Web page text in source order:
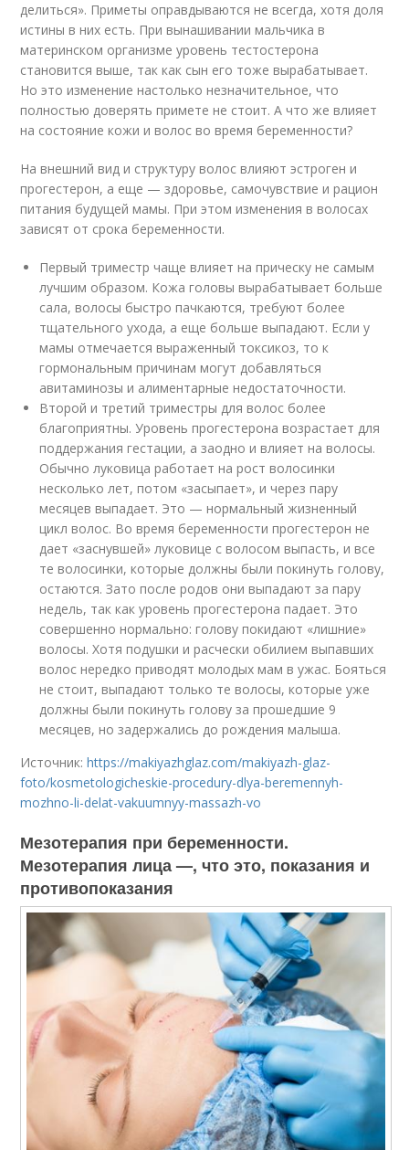
делиться». Приметы оправдываются не всегда, хотя доля
истины в них есть. При вынашивании мальчика в
материнском организме уровень тестостерона
становится выше, так как сын его тоже вырабатывает.
Но это изменение настолько незначительное, что
полностью доверять примете не стоит. А что же влияет
на состояние кожи и волос во время беременности?
На внешний вид и структуру волос влияют эстроген и
прогестерон, а еще — здоровье, самочувствие и рацион
питания будущей мамы. При этом изменения в волосах
зависят от срока беременности.
Первый триместр чаще влияет на прическу не самым
лучшим образом. Кожа головы вырабатывает больше
сала, волосы быстро пачкаются, требуют более
тщательного ухода, а еще больше выпадают. Если у
мамы отмечается выраженный токсикоз, то к
гормональным причинам могут добавляться
авитаминозы и алиментарные недостаточности.
Второй и третий триместры для волос более
благоприятны. Уровень прогестерона возрастает для
поддержания гестации, а заодно и влияет на волосы.
Обычно луковица работает на рост волосинки
несколько лет, потом «засыпает», и через пару
месяцев выпадает. Это — нормальный жизненный
цикл волос. Во время беременности прогестерон не
дает «заснувшей» луковице с волосом выпасть, и все
те волосинки, которые должны были покинуть голову,
остаются. Зато после родов они выпадают за пару
недель, так как уровень прогестерона падает. Это
совершенно нормально: голову покидают «лишние»
волосы. Хотя подушки и расчески обилием выпавших
волос нередко приводят молодых мам в ужас. Бояться
не стоит, выпадают только те волосы, которые уже
должны были покинуть голову за прошедшие 9
месяцев, но задержались до рождения малыша.
Источник:https://makiyazhglaz.com/makiyazh-glaz-
foto/kosmetologicheskie-procedury-dlya-beremennyh-
mozhno-li-delat-vakuumnyy-massazh-vo
Мезотерапия при беременности.
Мезотерапия лица —, что это, показания и
противопоказания